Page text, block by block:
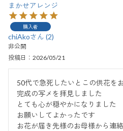
まかせアレンジ
購入者
chiAko 2
非公開
投稿日
2026/05/21
50代で急死したいとこの供花を
完成の写メを拝見しました
とても心が穏やかになりました
お願いしてよかったです
お花が届き先様のお母様から連